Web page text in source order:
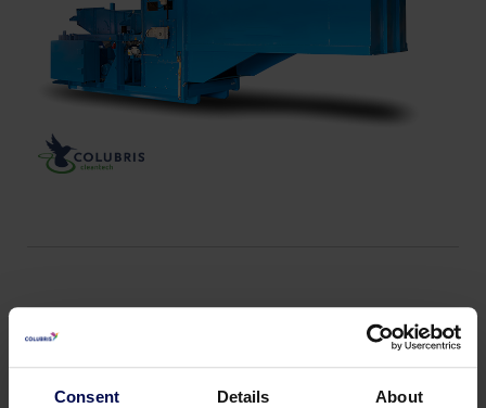
Consent Details About
Detalles técnicos del
clasificador neumático RSB